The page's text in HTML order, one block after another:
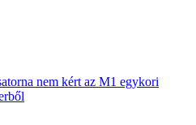
nem kért az M1 egykori